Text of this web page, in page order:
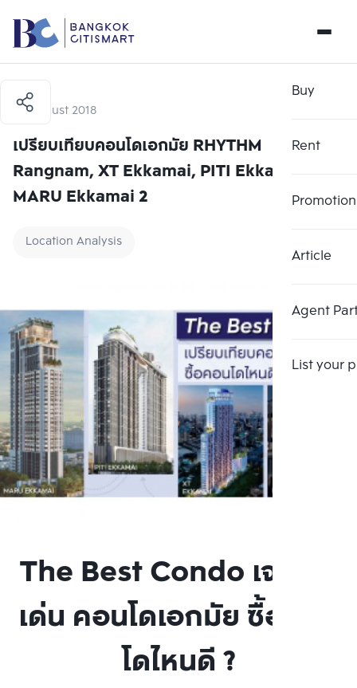
Buy
Rent
Promotion
Article
Agent
List your
30 August 2018
เปรียบเทียบคอนโดเอกมัย RHYTHM
Rangnam, XT Ekkamai, PITI Ekkamai,
MARU Ekkamai 2
Location Analysis
The Best Condo เจาะจุด
เด่น คอนโดเอกมัย ซื้อคอน
โดไหนดี ?